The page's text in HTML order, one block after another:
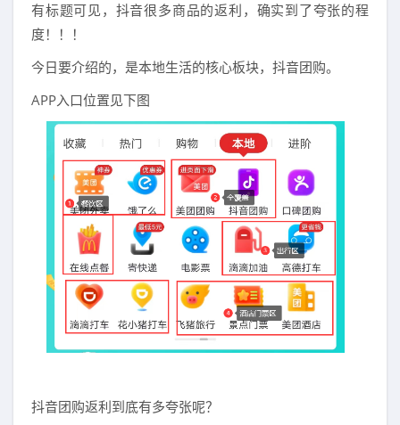
有标题可见，抖音很多商品的返利，确实到了夸张的程
度！！！
今日要介绍的，是本地生活的核心板块，抖音团购。
APP入口位置见下图
抖音团购返利到底有多夸张呢？